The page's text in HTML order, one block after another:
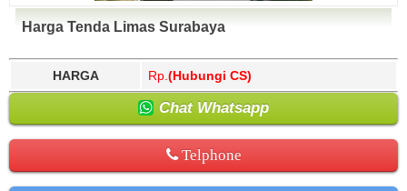
Harga Tenda Limas Surabaya
HARGA Rp. (Hubungi CS)
Chat Whatsapp
Telphone